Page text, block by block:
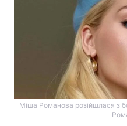
Міша Романова розійшлася з